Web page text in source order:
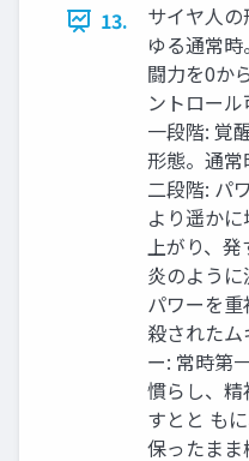
13.
サイヤ人の
ゆる通常
闘力を0か
ントロール
一段階: 覚
形態。通常
二段階: パ
より遥か
上がり、
炎のように
パワーを
殺されたム
ー: 常時第
慣らし、
すとと も
保ったま